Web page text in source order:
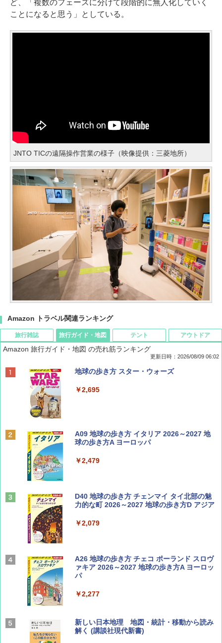
ど、「複数のフェーズに分けて段階的に無人化していく
ことになると思う」としている。
JNTO TICの遠隔操作営業の様子（映像提供：三菱地所）
Amazon トラベル関連ランキング
旅行雑誌
BE-PAL(ビ-パル) 2026年 9 月号【特別付録:
ディズニーファン ２０２６年 ９月号 [雑
誌] (ＤＩＳＮＥＹ ＦＡＮ)
￥713
山と溪谷 2026年8月号「南アルプス大全」
Coyote No.89 特集 星野道夫 夢見る旅
￥1,540
AIRLINE（エアライン）2026年9月号【特
集】ボーイング110周年を祝して！
旅行ガイド・地図
Amazon 旅行ガイド・地図 の売れ筋ランキング
更新日時：2026/08/09 06:02
地球の歩き方 スター・ウォーズ
￥2,695
A09 地球の歩き方 イタリア 2026～2027 地
球の歩き方A ヨーロッパ
￥2,479
D40 地球の歩き方 チェンマイ タイ北部の魅
力的な町 2026～2027 地球の歩き方D アジア
￥2,079
A26 地球の歩き方 チェコ ポーランド スロヴ
ァキア 2026～2027 地球の歩き方A ヨーロッ
パ
￥2,277
新しい日本地理 地図・統計・移動から読み
解く (講談社現代新書)
テント アウトドア